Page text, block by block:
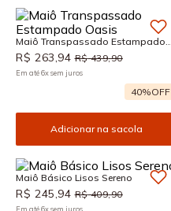
Maiô Transpassado Estampado
Oasis
R$ 263,94 R$ 439,90
Em até6xsem juros
40%OFF
Adicionar na sacola
Maiô Básico Lisos Sereno
R$ 245,94 R$ 409,90
Em até6xsem juros